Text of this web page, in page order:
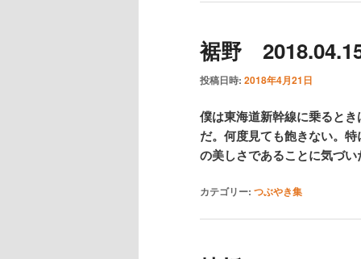
裾野
投稿日時: 2018年4月21日
僕は東海道新幹線に乗ると
だ。何度見ても飽きない。
の美しさであることに気づ
カテゴリー: つぶやき集